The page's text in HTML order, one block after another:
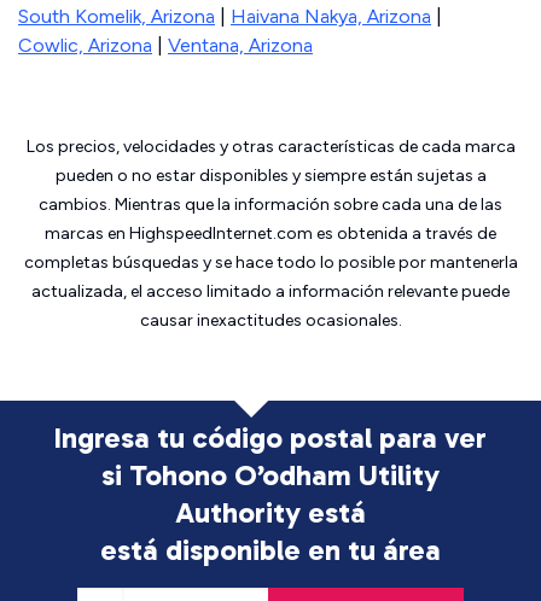
South Komelik, Arizona
Haivana Nakya, Arizona
Cowlic, Arizona
Ventana, Arizona
Los precios, velocidades y otras características de cada marca
pueden o no estar disponibles y siempre están sujetas a
cambios. Mientras que la información sobre cada una de las
marcas en HighspeedInternet.com es obtenida a través de
completas búsquedas y se hace todo lo posible por mantenerla
actualizada, el acceso limitado a información relevante puede
causar inexactitudes ocasionales.
Ingresa tu código postal para ver
si Tohono O’odham Utility
Authority está
está disponible en tu área